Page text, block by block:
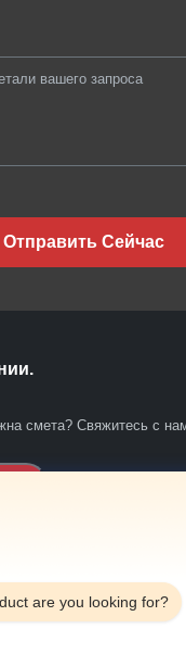
Отправить Сейчас
смета? Свяжитесь с
are you looking for?